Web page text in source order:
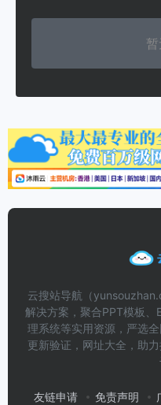
云搜站导航（
解决方案，聚合PPT模板
理系统等实用资源，严选
更新验证，网址大全，助
友链申请 免责声明